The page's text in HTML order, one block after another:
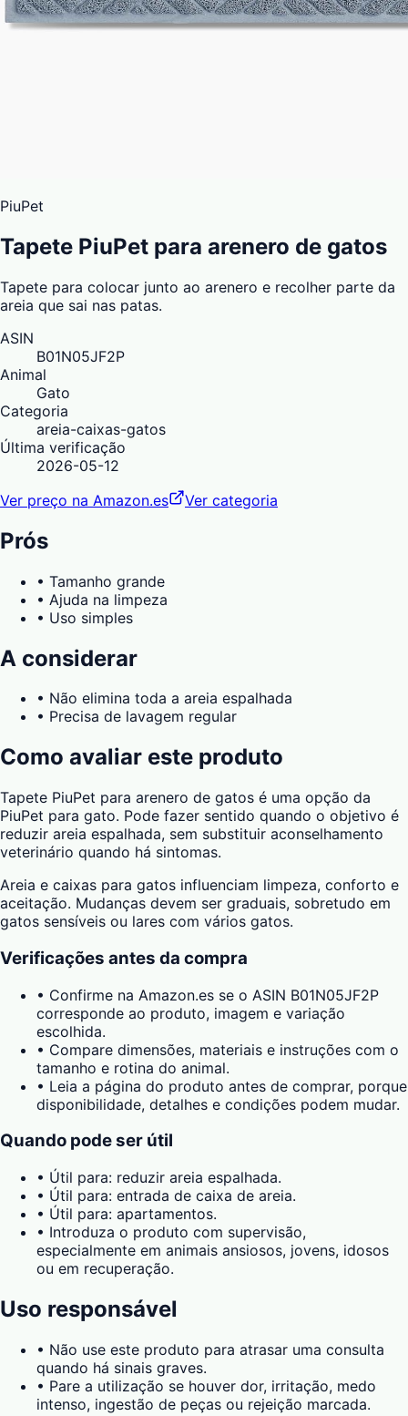
PiuPet
Tapete PiuPet para arenero de gatos
Tapete para colocar junto ao arenero e recolher parte da
areia que sai nas patas.
ASIN
B01N05JF2P
Animal
Gato
Categoria
areia-caixas-gatos
Última verificação
2026-05-12
Ver preço na Amazon.es
Ver categoria
Prós
• Tamanho grande
• Ajuda na limpeza
• Uso simples
A considerar
• Não elimina toda a areia espalhada
• Precisa de lavagem regular
Como avaliar este produto
Tapete PiuPet para arenero de gatos é uma opção da
PiuPet para gato. Pode fazer sentido quando o objetivo é
reduzir areia espalhada, sem substituir aconselhamento
veterinário quando há sintomas.
Areia e caixas para gatos influenciam limpeza, conforto e
aceitação. Mudanças devem ser graduais, sobretudo em
gatos sensíveis ou lares com vários gatos.
Verificações antes da compra
• Confirme na Amazon.es se o ASIN B01N05JF2P
corresponde ao produto, imagem e variação
escolhida.
• Compare dimensões, materiais e instruções com o
tamanho e rotina do animal.
• Leia a página do produto antes de comprar, porque
disponibilidade, detalhes e condições podem mudar.
Quando pode ser útil
• Útil para: reduzir areia espalhada.
• Útil para: entrada de caixa de areia.
• Útil para: apartamentos.
• Introduza o produto com supervisão,
especialmente em animais ansiosos, jovens, idosos
ou em recuperação.
Uso responsável
• Não use este produto para atrasar uma consulta
quando há sinais graves.
• Pare a utilização se houver dor, irritação, medo
intenso, ingestão de peças ou rejeição marcada.